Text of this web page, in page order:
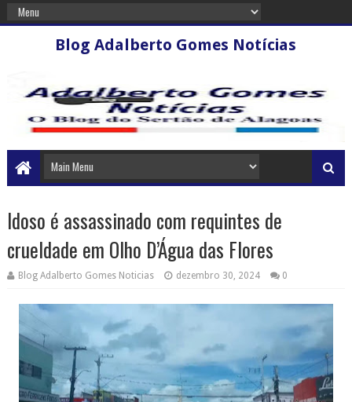
Blog Adalberto Gomes Notícias
Idoso é assassinado com requintes de
crueldade em Olho D’Água das Flores
Blog Adalberto Gomes Noticias dezembro 30, 2024 0